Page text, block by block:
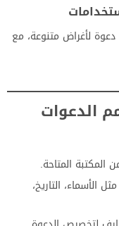
لأغراض متنوعة، مع
الدعوات
المكتبة المتاحة.
الأسماء، التاريخ،